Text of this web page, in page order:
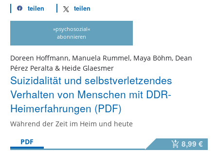
teilen teilen
»psychosozial«
abonnieren
Doreen Hoffmann, Manuela Rummel, Maya Böhm, Dean
Pérez Peralta & Heide Glaesmer
Suizidalität und selbstverletzendes
Verhalten von Menschen mit DDR-
Heimerfahrungen (PDF)
Während der Zeit im Heim und heute
PDF
8,99 €